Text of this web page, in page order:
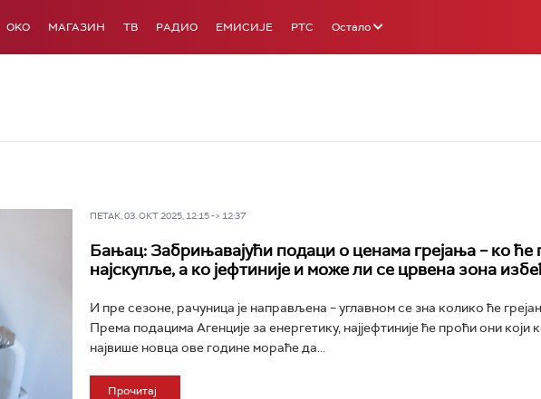
OKO МАГАЗИН ТВ РАДИО ЕМИСИЈЕ РТС Остало
ПЕТАК, 03. ОКТ 2025, 12:15 -> 12:37
Бањац: Забрињавајући подаци о ценама грејања – ко ће
најскупље, а ко јефтиније и може ли се црвена зона
И пре сезоне, рачуница је направљена – углавном се зна колико ће
Према подацима Агенције за енергетику, најјефтиније ће проћи они који
највише новца ове године мораће да...
Прочитај